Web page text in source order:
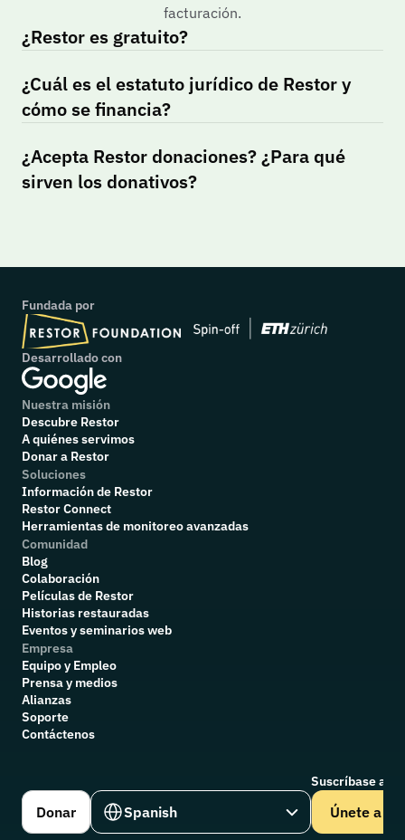
facturación.
¿Restor es gratuito?
¿Cuál es el estatuto jurídico de Restor y
cómo se financia?
¿Acepta Restor donaciones? ¿Para qué
sirven los donativos?
Fundada por
Desarrollado con
Nuestra misión
Descubre Restor
A quiénes servimos
Donar a Restor
Soluciones
Información de Restor
Restor Connect
Herramientas de monitoreo avanzadas
Comunidad
Blog
Colaboración
Películas de Restor
Historias restauradas
Eventos y seminarios web
Empresa
Equipo y Empleo
Prensa y medios
Alianzas
Soporte
Contáctenos
Donar
Select Language
Spanish
Suscríbase a
Únete a